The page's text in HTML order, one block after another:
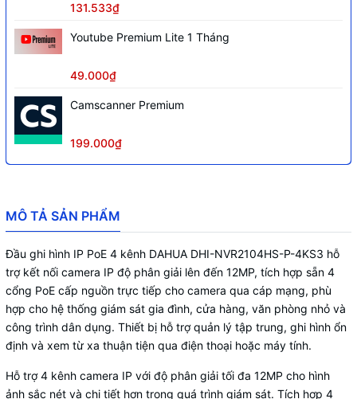
Tên miền miễn phí SmartDDNS.TV và
131.533₫
Youtube Premium Lite 1 Tháng
49.000₫
Camscanner Premium
199.000₫
MÔ TẢ SẢN PHẨM
Đầu ghi hình IP PoE 4 kênh DAHUA DHI-NVR2104HS-P-4KS3 hỗ
trợ kết nối camera IP độ phân giải lên đến 12MP, tích hợp sẵn 4
cổng PoE cấp nguồn trực tiếp cho camera qua cáp mạng, phù
hợp cho hệ thống giám sát gia đình, cửa hàng, văn phòng nhỏ và
công trình dân dụng. Thiết bị hỗ trợ quản lý tập trung, ghi hình ổn
định và xem từ xa thuận tiện qua điện thoại hoặc máy tính.
Hỗ trợ 4 kênh camera IP với độ phân giải tối đa 12MP cho hình
ảnh sắc nét và chi tiết hơn trong quá trình giám sát. Tích hợp 4